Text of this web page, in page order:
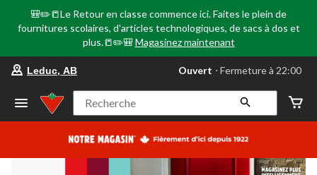
🎒✏️📒Le Retour en classe commence ici. Faites le plein de
fournitures scolaires, d'articles technologiques, de sacs à dos et
plus.📒✏️🎒 Magasinez maintenant
votre
préféré
Leduc,
AB,
courament
Fermeture
Leduc, AB Ouvert ⋅ Fermeture à 22:00
Recherche